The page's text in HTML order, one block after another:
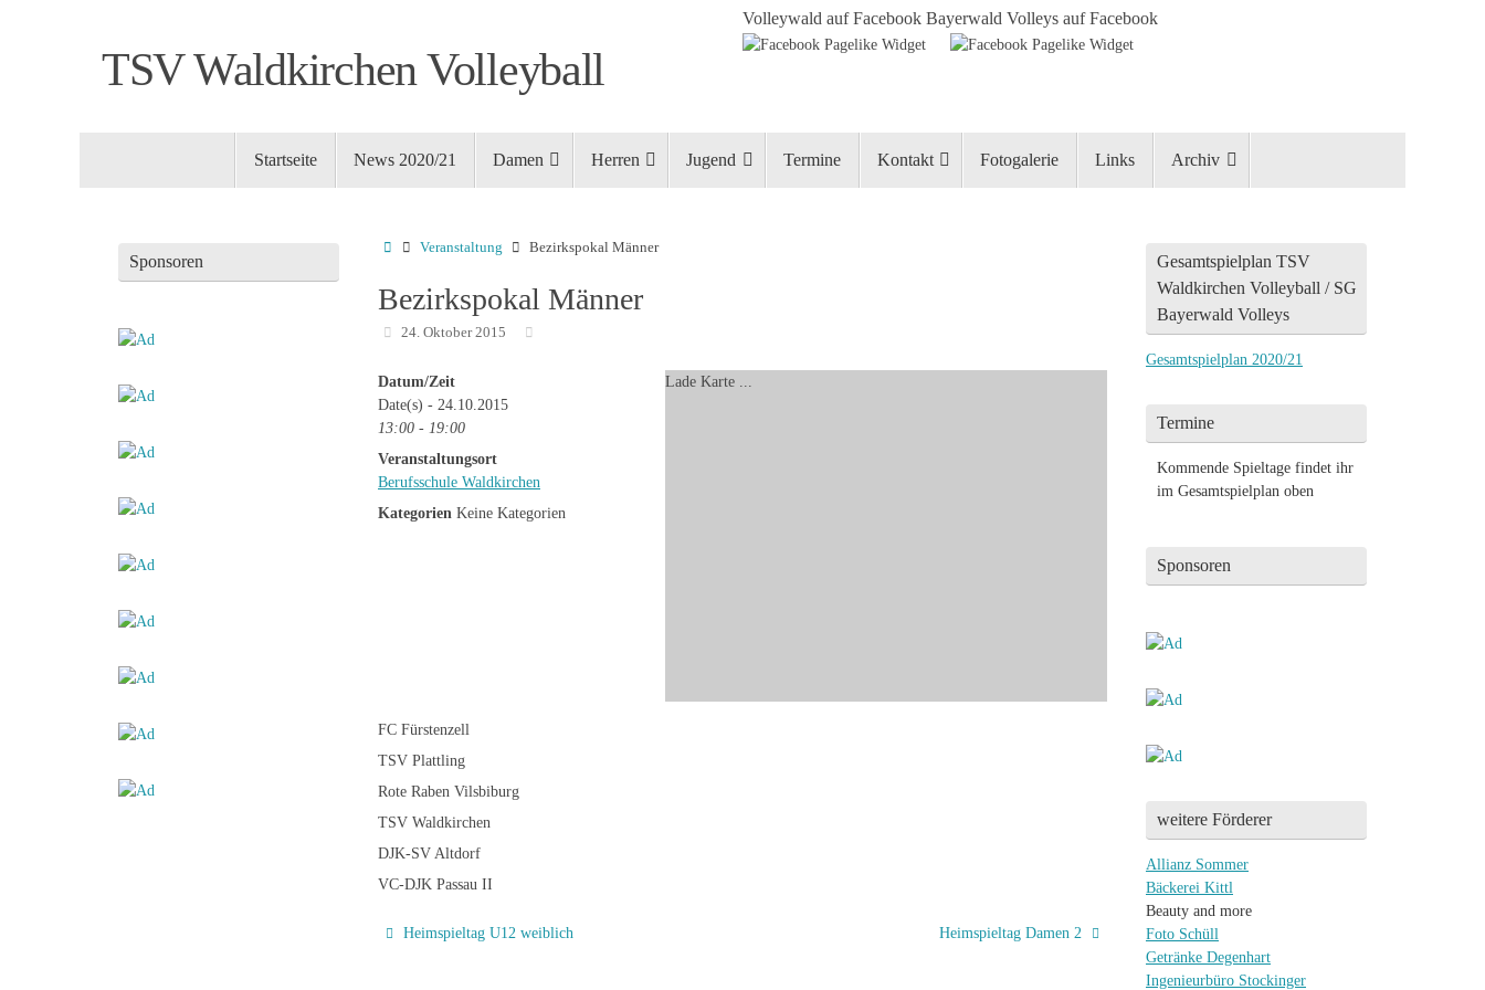
TSV Waldkirchen Volleyball
Volleywald auf Facebook Bayerwald Volleys auf Facebook
Startseite News 2020/21 Damen Herren Jugend Termine Kontakt Fotogalerie Links Archiv
Startseite
Veranstaltung Bezirkspokal Männer
Bezirkspokal Männer
24. Oktober 2015
Lade Karte ...
Datum/Zeit
Date(s) - 24.10.2015
13:00 - 19:00
Veranstaltungsort
Berufsschule Waldkirchen
Kategorien Keine Kategorien
FC Fürstenzell
TSV Plattling
Rote Raben Vilsbiburg
TSV Waldkirchen
DJK-SV Altdorf
VC-DJK Passau II
Heimspieltag U12 weiblich Heimspieltag Damen 2
Sponsoren
Gesamtspielplan TSV
Waldkirchen Volleyball / SG
Bayerwald Volleys
Gesamtspielplan 2020/21
Termine
Kommende Spieltage findet ihr
im Gesamtspielplan oben
Sponsoren
weitere Förderer
Allianz Sommer
Bäckerei Kittl
Beauty and more
Foto Schüll
Getränke Degenhart
Ingenieurbüro Stockinger